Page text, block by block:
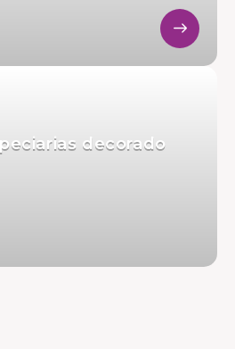
decorado